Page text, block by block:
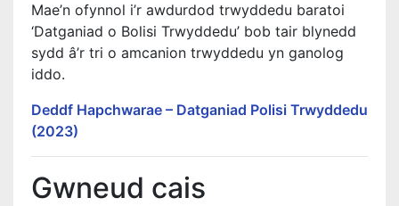
Mae’n ofynnol i’r awdurdod trwyddedu baratoi
‘Datganiad o Bolisi Trwyddedu’ bob tair blynedd
sydd â’r tri o amcanion trwyddedu yn ganolog
iddo.
Deddf Hapchwarae – Datganiad Polisi Trwyddedu
(2023)
Gwneud cais